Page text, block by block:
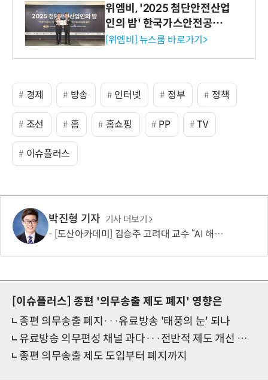
위엠비, '2025 첨단안전산업
인의 밤' 한국가스안전공사
사장상 수상
[위엠비] 뉴스룸 바로가기>
경제 방송 인터넷 정부 정책
조선 홈 홈쇼핑 PP TV
이슈플러스
박진형 기자 기사 더보기
[도산아카데미] 김승주 고려대 교수 “AI 해킹은 AI로 막아야…망분리 정책 바꿔야”
[이슈플러스] 종편 '의무송출 제도 폐지' 영향은
종편 의무송출 폐지···유료방송 '태풍의 눈' 되나
유료방송 의무편성 채널 과다···전반적 제도 개선 필요
종편 의무송출 제도 도입부터 폐지까지